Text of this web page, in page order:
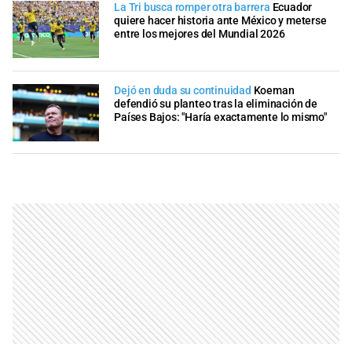
La Tri busca romper otra barrera Ecuador
quiere hacer historia ante México y meterse
entre los mejores del Mundial 2026
Dejó en duda su continuidad Koeman
defendió su planteo tras la eliminación de
Países Bajos: "Haría exactamente lo mismo"